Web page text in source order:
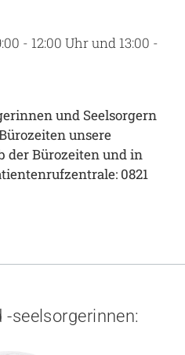
- 12:00 Uhr und 13:00 -
und Seelsorgern
unsere
der Bürozeiten und in
0821
seelsorgerinnen: